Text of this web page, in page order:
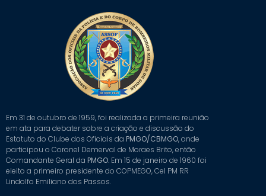
Em 31 de outubro de 1959, foi realizada a primeira reunião
em ata para debater sobre a criação e discussão do
Estatuto do Clube dos Oficiais da PMGO/CBMGO, onde
participou o Coronel Demerval de Moraes Brito, então
Comandante Geral da PMGO. Em 15 de janeiro de 1960 foi
eleito a primeiro presidente do COPMEGO, Cel PM RR
Lindolfo Emiliano dos Passos.